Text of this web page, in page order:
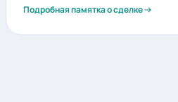
Подробная памятка о сделке